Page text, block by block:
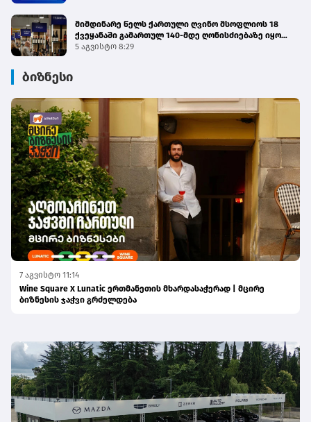
მიმდინარე წელს ქართული ღვინო მსოფლიოს 18
ქვეყანაში გამართულ 140-მდე ღონისძიებაზე იყო
წარმოდგენილი
5 აგვისტო 8:29
ბიზნესი
7 აგვისტო 11:14
Wine Square X Lunatic ერთმანეთის მხარდასაჭერად | მცირე
ბიზნესის ჯაჭვი გრძელდება